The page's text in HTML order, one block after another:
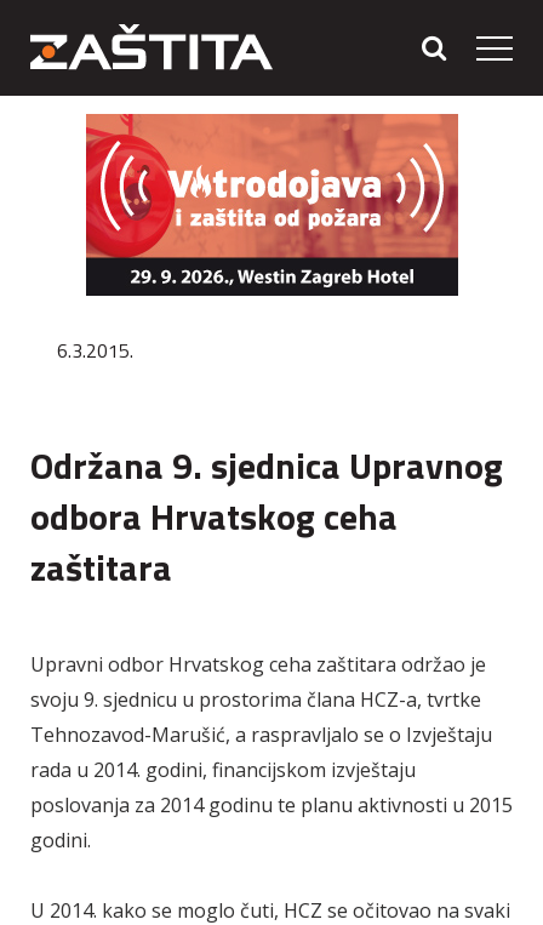
6.3.2015.
Održana 9. sjednica Upravnog
odbora Hrvatskog ceha
zaštitara
Upravni odbor Hrvatskog ceha zaštitara održao je
svoju 9. sjednicu u prostorima člana HCZ-a, tvrtke
Tehnozavod-Marušić, a raspravljalo se o Izvještaju
rada u 2014. godini, financijskom izvještaju
poslovanja za 2014 godinu te planu aktivnosti u 2015
godini.
U 2014. kako se moglo čuti, HCZ se očitovao na svaki